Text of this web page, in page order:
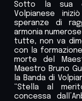
Sotto la sua
Volpianese
speranze di
armonia
tutte, non va
con la
morte del
Maestro Bruno
la Banda di
“Stella al
concessa dall’A